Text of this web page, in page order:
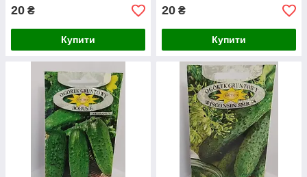
20 ₴
Купити
20 ₴
Купити